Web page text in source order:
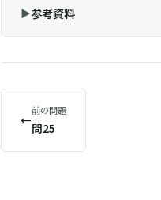
参考資料
←
前の問題
問25